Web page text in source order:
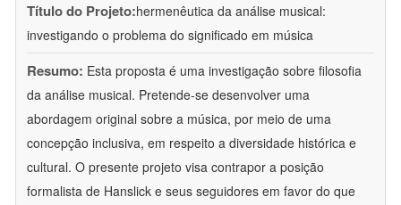
Título do Projeto:hermenêutica da análise musical:
investigando o problema do significado em música
Resumo: Esta proposta é uma investigação sobre filosofia
da análise musical. Pretende-se desenvolver uma
abordagem original sobre a música, por meio de uma
concepção inclusiva, em respeito a diversidade histórica e
cultural. O presente projeto visa contrapor a posição
formalista de Hanslick e seus seguidores em favor do que